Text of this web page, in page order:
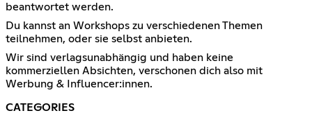
beantwortet werden.
Du kannst an Workshops zu verschiedenen Themen
teilnehmen, oder sie selbst anbieten.
Wir sind verlagsunabhängig und haben keine
kommerziellen Absichten, verschonen dich also mit
Werbung & Influencer:innen.
CATEGORIES